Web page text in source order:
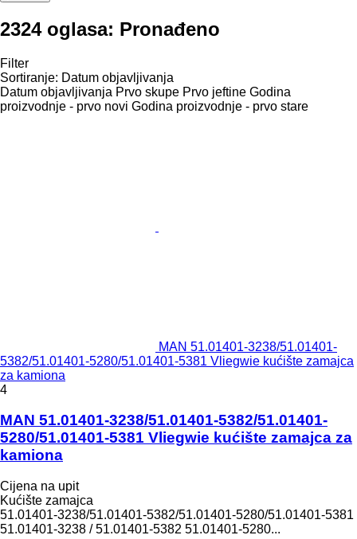
2324 oglasa: Pronađeno
Filter
Sortiranje: Datum objavljivanja
Datum objavljivanja Prvo skupe Prvo jeftine Godina
proizvodnje - prvo novi Godina proizvodnje - prvo stare
MAN 51.01401-3238/51.01401-
5382/51.01401-5280/51.01401-5381 Vliegwie kućište zamajca
za kamiona
4
MAN 51.01401-3238/51.01401-5382/51.01401-
5280/51.01401-5381 Vliegwie kućište zamajca za
kamiona
Cijena na upit
Kućište zamajca
51.01401-3238/51.01401-5382/51.01401-5280/51.01401-5381
51.01401-3238 / 51.01401-5382 51.01401-5280...